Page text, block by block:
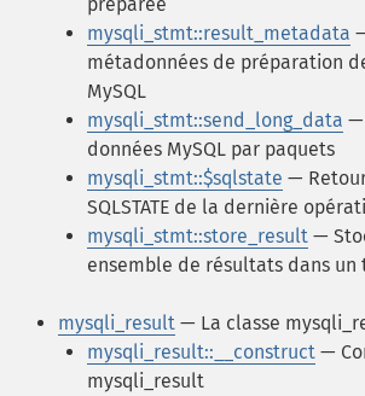
mysqli_stmt::result_metadata
métadonnées de préparation
MySQL
mysqli_stmt::send_long_data —
données MySQL par paquets
mysqli_stmt::$sqlstate —
SQLSTATE de la dernière
mysqli_stmt::store_result —
ensemble de résultats dans un
mysqli_result — La classe
mysqli_result::__construct —
mysqli_result